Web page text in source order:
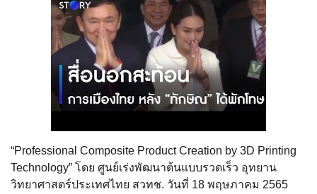
“Professional Composite Product Creation by 3D Printing
Technology” โดย ศูนย์เร่งพัฒนาต้นแบบรวดเร็ว อุทยาน
วิทยาศาสตร์ประเทศไทย สวทช. วันที่ 18 พฤษภาคม 2565